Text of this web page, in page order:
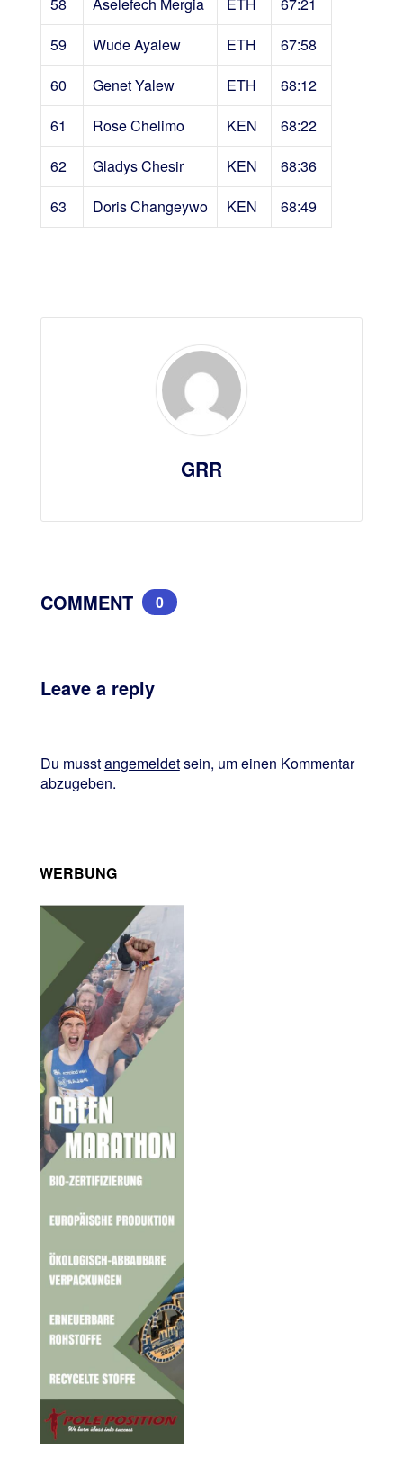
59
Wude Ayalew ETH
67:58
60
Genet Yalew ETH
68:12
61
Rose Chelimo KEN
68:22
62
Gladys Chesir KEN
68:36
63
Doris Changeywo KEN 68:49
GRR
COMMENT 0
Leave a reply
Du musstangemeldetsein, um einen Kommentar
abzugeben.
WERBUNG